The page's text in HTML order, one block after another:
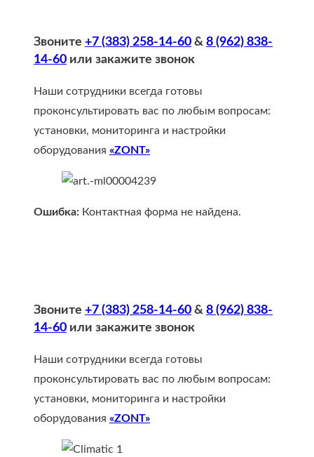
Звоните +7 (383) 258-14-60 & 8 (962) 838-
14-60 или закажите звонок
Наши сотрудники всегда готовы
проконсультировать вас по любым вопросам:
установки, мониторинга и настройки
оборудования «ZONT»
Ошибка: Контактная форма не найдена.
Звоните +7 (383) 258-14-60 & 8 (962) 838-
14-60 или закажите звонок
Наши сотрудники всегда готовы
проконсультировать вас по любым вопросам:
установки, мониторинга и настройки
оборудования «ZONT»